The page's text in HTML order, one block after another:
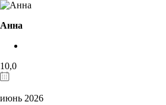
Анна
10,0
июнь 2026